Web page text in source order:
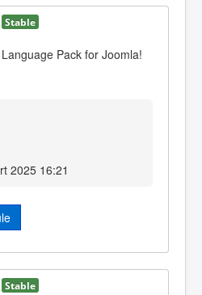
Stable
Pack for Joomla!
2025 16:21
Stable